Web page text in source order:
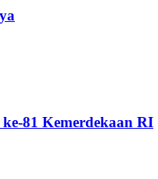
81 Kemerdekaan RI